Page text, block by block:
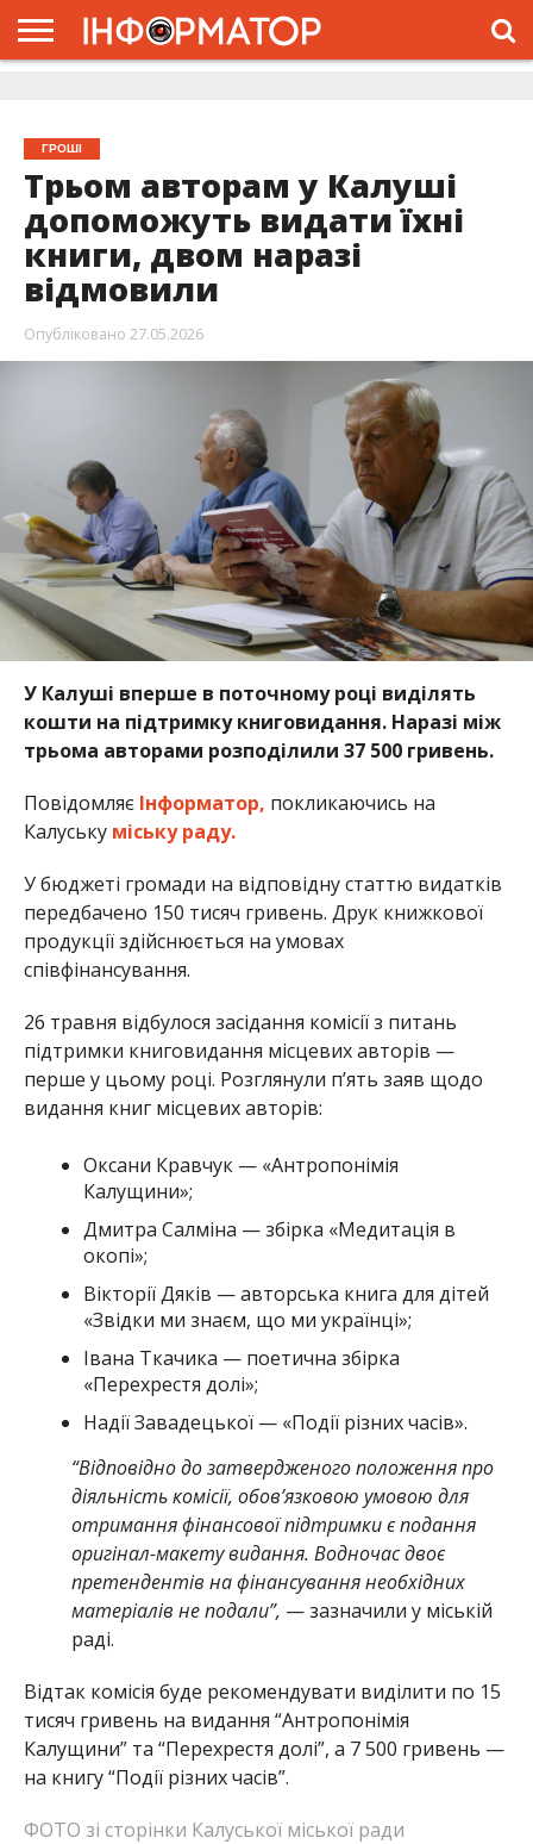
ГРОШІ
Трьом авторам у Калуші
допоможуть видати їхні
книги, двом наразі
відмовили
Опубліковано 27.05.2026
У Калуші вперше в поточному році виділять
кошти на підтримку книговидання. Наразі між
трьома авторами розподілили 37 500 гривень.
Повідомляє Інформатор, покликаючись на
Калуську міську раду.
У бюджеті громади на відповідну статтю видатків
передбачено 150 тисяч гривень. Друк книжкової
продукції здійснюється на умовах
співфінансування.
26 травня відбулося засідання комісії з питань
підтримки книговидання місцевих авторів —
перше у цьому році. Розглянули п’ять заяв щодо
видання книг місцевих авторів:
Оксани Кравчук — «Антропонімія
Калущини»;
Дмитра Салміна — збірка «Медитація в
окопі»;
Вікторії Дяків — авторська книга для дітей
«Звідки ми знаєм, що ми українці»;
Івана Ткачика — поетична збірка
«Перехрестя долі»;
Надії Завадецької — «Події різних часів».
“Відповідно до затвердженого положення про
діяльність комісії, обов’язковою умовою для
отримання фінансової підтримки є подання
оригінал-макету видання. Водночас двоє
претендентів на фінансування необхідних
матеріалів не подали”, — зазначили у міській
раді.
Відтак комісія буде рекомендувати виділити по 15
тисяч гривень на видання “Антропонімія
Калущини” та “Перехрестя долі”, а 7 500 гривень —
на книгу “Події різних часів”.
ФОТО зі сторінки Калуської міської ради